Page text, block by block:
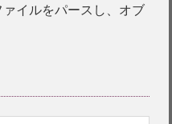
ァイルをパースし、オブ